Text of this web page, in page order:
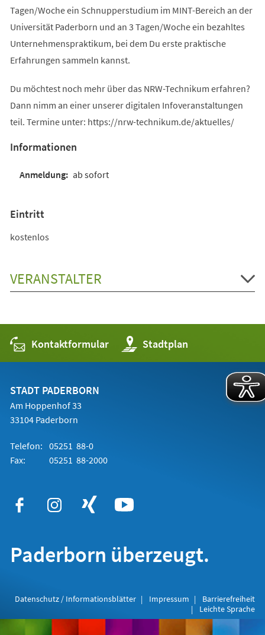
Tagen/Woche ein Schnupperstudium im MINT-Bereich an der
Universität Paderborn und an 3 Tagen/Woche ein bezahltes
Unternehmenspraktikum, bei dem Du erste praktische
Erfahrungen sammeln kannst.
Du möchtest noch mehr über das NRW-Technikum erfahren?
Dann nimm an einer unserer digitalen Infoveranstaltungen
teil. Termine unter: https://nrw-technikum.de/aktuelles/
Informationen
ab sofort
Eintritt
kostenlos
VERANSTALTER
Kontaktformular Stadtplan
(Öffnet
in
einem
STADT PADERBORN
Am Hoppenhof 33
33104 Paderborn
Telefon: 05251 88-0
Fax:
05251 88-2000
Paderborn überzeugt.
Datenschutz / Informationsblätter Impressum
Barrierefreiheit
Leichte Sprache